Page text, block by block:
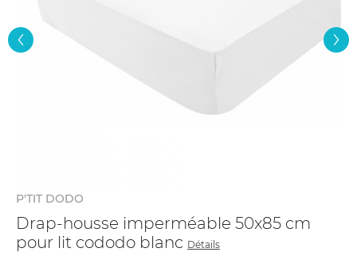
P'TIT DODO
Drap-housse imperméable 50x85 cm
pour lit cododo blanc Détails